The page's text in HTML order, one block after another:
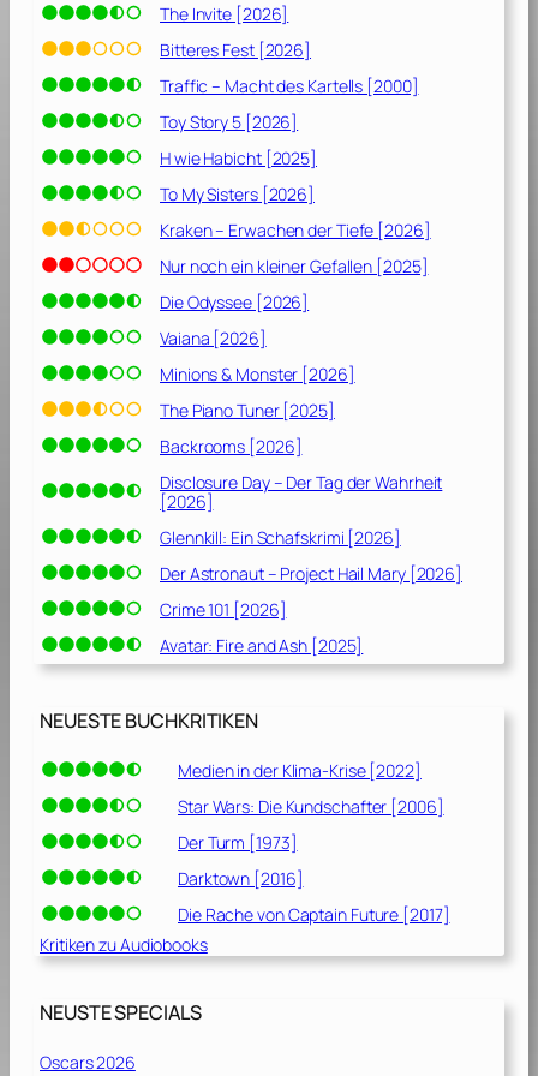
The Invite [2026]
Bitteres Fest [2026]
Traffic – Macht des Kartells [2000]
Toy Story 5 [2026]
H wie Habicht [2025]
To My Sisters [2026]
Kraken – Erwachen der Tiefe [2026]
Nur noch ein kleiner Gefallen [2025]
Die Odyssee [2026]
Vaiana [2026]
Minions & Monster [2026]
The Piano Tuner [2025]
Backrooms [2026]
Disclosure Day – Der Tag der Wahrheit
[2026]
Glennkill: Ein Schafskrimi [2026]
Der Astronaut – Project Hail Mary [2026]
Crime 101 [2026]
Avatar: Fire and Ash [2025]
NEUESTE BUCHKRITIKEN
Medien in der Klima-Krise [2022]
Star Wars: Die Kundschafter [2006]
Der Turm [1973]
Darktown [2016]
Die Rache von Captain Future [2017]
Kritiken zu Audiobooks
NEUSTE SPECIALS
Oscars 2026